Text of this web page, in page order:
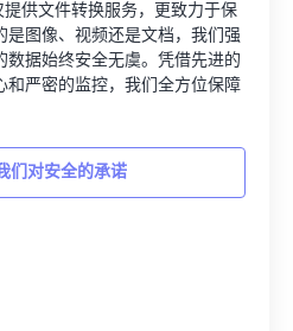
供文件转换服务，更致力于保
图像、视频还是文档，我们强
据始终安全无虞。凭借先进的
和严密的监控，我们全方位保障
们对安全的承诺